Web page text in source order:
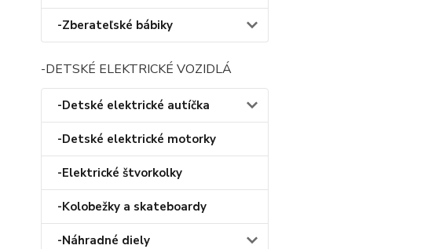
-Zberateľské bábiky
-DETSKÉ ELEKTRICKÉ VOZIDLÁ
-Detské elektrické autíčka
-Detské elektrické motorky
-Elektrické štvorkolky
-Kolobežky a skateboardy
-Náhradné diely